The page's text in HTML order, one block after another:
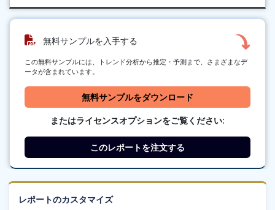
無料サンプルを入手する
この無料サンプルには、トレンド分析から推定・予測まで、さまざまなデ
ータが含まれています。
無料サンプルをダウンロード
またはライセンスオプションをご覧ください:
このレポートを注文する
レポートのカスタマイズ